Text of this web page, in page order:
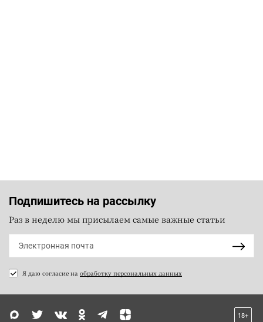
Подпишитесь на рассылку
Раз в неделю мы присылаем самые важные статьи
Я даю согласие на обработку персональных данных
18+